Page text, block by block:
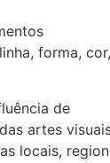
forma, cor,
de
artes
locais,